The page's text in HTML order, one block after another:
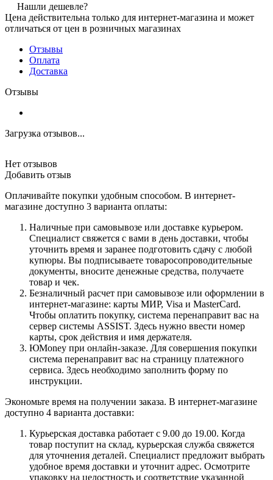
Нашли дешевле?
Цена действительна только для интернет-магазина и может
отличаться от цен в розничных магазинах
Отзывы
Оплата
Доставка
Отзывы
Загрузка отзывов...
Нет отзывов
Добавить отзыв
Оплачивайте покупки удобным способом. В интернет-
магазине доступно 3 варианта оплаты:
Наличные при самовывозе или доставке курьером.
Специалист свяжется с вами в день доставки, чтобы
уточнить время и заранее подготовить сдачу с любой
купюры. Вы подписываете товаросопроводительные
документы, вносите денежные средства, получаете
товар и чек.
Безналичный расчет при самовывозе или оформлении в
интернет-магазине: карты МИР, Visa и MasterCard.
Чтобы оплатить покупку, система перенаправит вас на
сервер системы ASSIST. Здесь нужно ввести номер
карты, срок действия и имя держателя.
ЮMoney при онлайн-заказе. Для совершения покупки
система перенаправит вас на страницу платежного
сервиса. Здесь необходимо заполнить форму по
инструкции.
Экономьте время на получении заказа. В интернет-магазине
доступно 4 варианта доставки:
Курьерская доставка работает с 9.00 до 19.00. Когда
товар поступит на склад, курьерская служба свяжется
для уточнения деталей. Специалист предложит выбрать
удобное время доставки и уточнит адрес. Осмотрите
упаковку на целостность и соответствие указанной